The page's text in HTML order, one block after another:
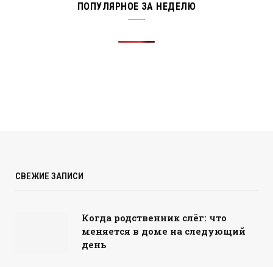
ПОПУЛЯРНОЕ ЗА НЕДЕЛЮ
СВЕЖИЕ ЗАПИСИ
Когда родственник слёг: что
меняется в доме на следующий
день